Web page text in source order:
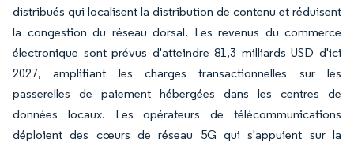
distribués qui localisent la distribution de contenu et réduisent
la congestion du réseau dorsal. Les revenus du commerce
électronique sont prévus d'atteindre 81,3 milliards USD d'ici
2027, amplifiant les charges transactionnelles sur les
passerelles de paiement hébergées dans les centres de
données locaux. Les opérateurs de télécommunications
déploient des cœurs de réseau 5G qui s'appuient sur la